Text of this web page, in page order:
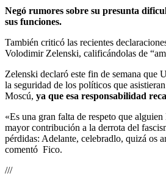
Negó rumores sobre su presunta
sus funciones.
También criticó las recientes
Volodimir Zelenski, calificándolas de
Zelenski declaró este fin de semana que
la seguridad de los políticos que
Moscú, ya que esa responsabilidad
«Es una gran falta de respeto que
mayor contribución a la derrota del
pérdidas: Adelante, celebradlo, quizá os
comentó Fico.
///